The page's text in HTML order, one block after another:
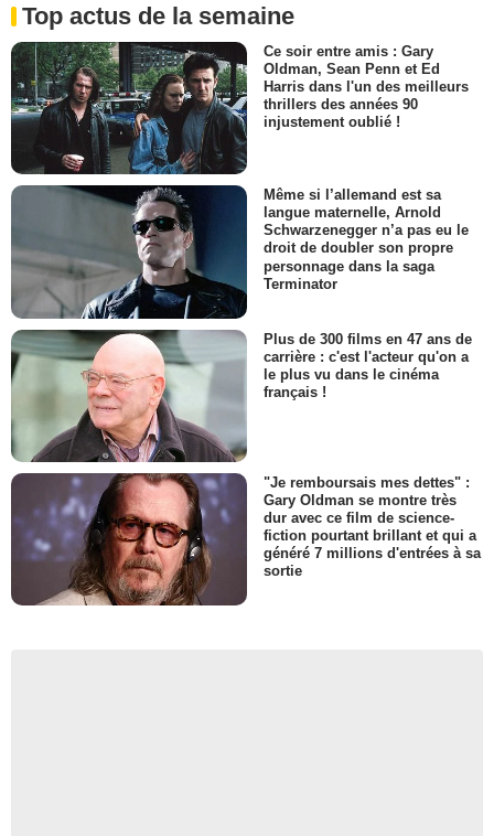
Top actus de la semaine
Ce soir entre amis : Gary
Oldman, Sean Penn et Ed
Harris dans l'un des meilleurs
thrillers des années 90
injustement oublié !
Même si l’allemand est sa
langue maternelle, Arnold
Schwarzenegger n’a pas eu le
droit de doubler son propre
personnage dans la saga
Terminator
Plus de 300 films en 47 ans de
carrière : c'est l'acteur qu'on a
le plus vu dans le cinéma
français !
"Je remboursais mes dettes" :
Gary Oldman se montre très
dur avec ce film de science-
fiction pourtant brillant et qui a
généré 7 millions d'entrées à sa
sortie